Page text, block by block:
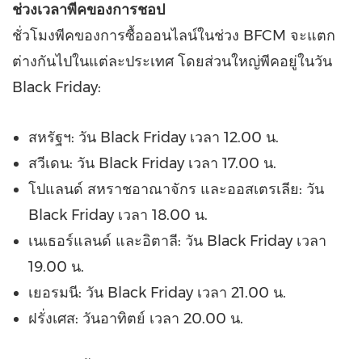
ช่วงเวลาพีคของการชอป
ชั่วโมงพีคของการซื้อออนไลน์ในช่วง BFCM จะแตก
ต่างกันไปในแต่ละประเทศ โดยส่วนใหญ่พีคอยู่ในวัน
Black Friday:
สหรัฐฯ: วัน Black Friday เวลา 12.00 น.
สวีเดน: วัน Black Friday เวลา 17.00 น.
โปแลนด์ สหราชอาณาจักร และออสเตรเลีย: วัน
Black Friday เวลา 18.00 น.
เนเธอร์แลนด์ และอิตาลี: วัน Black Friday เวลา
19.00 น.
เยอรมนี: วัน Black Friday เวลา 21.00 น.
ฝรั่งเศส: วันอาทิตย์ เวลา 20.00 น.